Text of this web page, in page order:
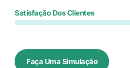
Satisfação Dos Clientes
Faça Uma Simulação